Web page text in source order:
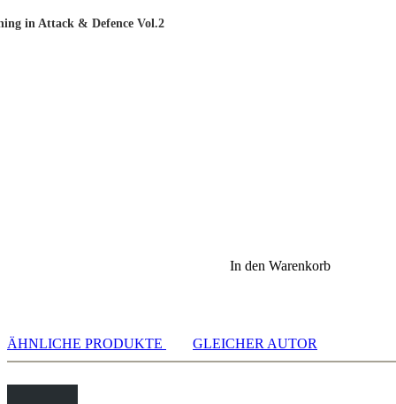
in Attack & Defence Vol.2
In den Warenkorb
ÄHNLICHE PRODUKTE GLEICHER AUTOR